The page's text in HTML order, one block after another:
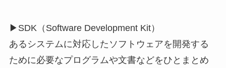
▶SDK（Software Development Kit）
あるシステムに対応したソフトウェアを開発する
ために必要なプログラムや文書などをひとまとめ